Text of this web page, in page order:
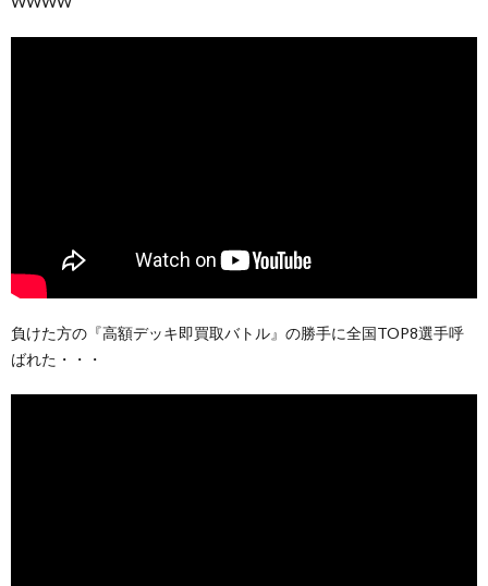
負けた方の『高額デッキ即買取バトル』の勝手に全国TOP8選手呼
ばれた・・・